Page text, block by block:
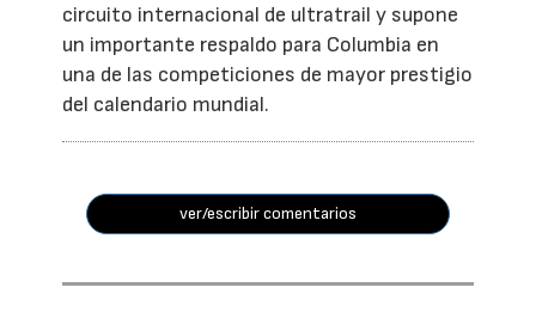
circuito internacional de ultratrail y supone
un importante respaldo para Columbia en
una de las competiciones de mayor prestigio
del calendario mundial.
ver/escribir comentarios